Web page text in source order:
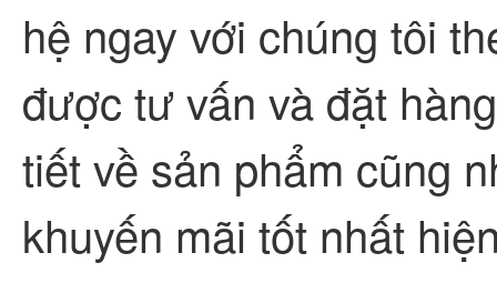
hệ ngay với chúng tôi
được tư vấn và đặt
tiết về sản phẩm cũng
khuyến mãi tốt nhất